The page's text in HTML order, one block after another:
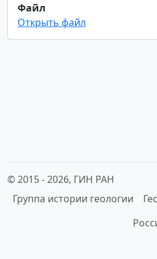
Файл
Открыть файл
© 2015 -2026, ГИН РАН
Группа истории геологии